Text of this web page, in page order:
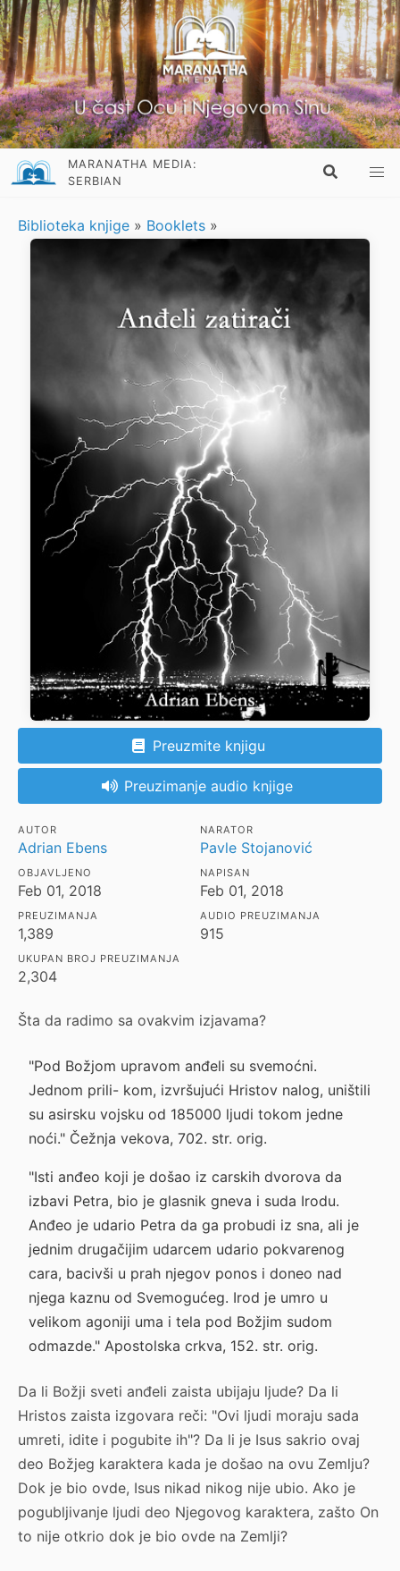
MARANATHA MEDIA:
SERBIAN
Biblioteka knjige » Booklets »
Preuzmite knjigu
Preuzimanje audio knjige
AUTOR
Adrian Ebens
NARATOR
Pavle Stojanović
OBJAVLJENO
Feb 01, 2018
NAPISAN
Feb 01, 2018
PREUZIMANJA
1,389
AUDIO PREUZIMANJA
915
UKUPAN BROJ PREUZIMANJA
2,304
Šta da radimo sa ovakvim izjavama?
"Pod Božjom upravom anđeli su svemoćni.
Jednom prili- kom, izvršujući Hristov nalog, uništili
su asirsku vojsku od 185000 ljudi tokom jedne
noći." Čežnja vekova, 702. str. orig.
"Isti anđeo koji je došao iz carskih dvorova da
izbavi Petra, bio je glasnik gneva i suda Irodu.
Anđeo je udario Petra da ga probudi iz sna, ali je
jednim drugačijim udarcem udario pokvarenog
cara, bacivši u prah njegov ponos i doneo nad
njega kaznu od Svemogućeg. Irod je umro u
velikom agoniji uma i tela pod Božjim sudom
odmazde." Apostolska crkva, 152. str. orig.
Da li Božji sveti anđeli zaista ubijaju ljude? Da li
Hristos zaista izgovara reči: "Ovi ljudi moraju sada
umreti, idite i pogubite ih"? Da li je Isus sakrio ovaj
deo Božjeg karaktera kada je došao na ovu Zemlju?
Dok je bio ovde, Isus nikad nikog nije ubio. Ako je
pogubljivanje ljudi deo Njegovog karaktera, zašto On
to nije otkrio dok je bio ovde na Zemlji?